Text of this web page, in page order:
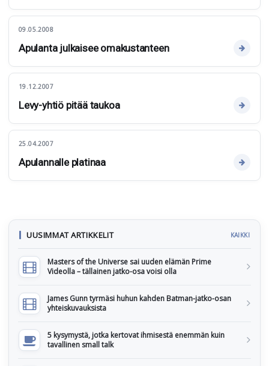
09.05.2008
Apulanta julkaisee omakustanteen
19.12.2007
Levy-yhtiö pitää taukoa
25.04.2007
Apulannalle platinaa
UUSIMMAT ARTIKKELIT KAIKKI
Masters of the Universe sai uuden elämän Prime
Videolla – tällainen jatko-osa voisi olla
James Gunn tyrmäsi huhun kahden Batman-jatko-osan
yhteiskuvauksista
5 kysymystä, jotka kertovat ihmisestä enemmän kuin
tavallinen small talk